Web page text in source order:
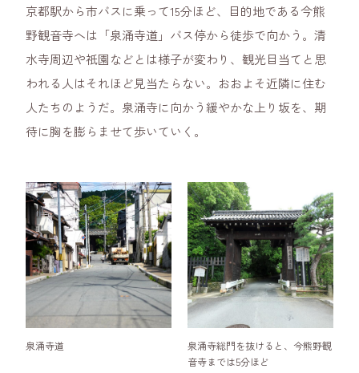
京都駅から市バスに乗って15分ほど、目的地である今熊
野観音寺へは「泉涌寺道」バス停から徒歩で向かう。清
水寺周辺や祇園などとは様子が変わり、観光目当てと思
われる人はそれほど見当たらない。おおよそ近隣に住む
人たちのようだ。泉涌寺に向かう緩やかな上り坂を、期
待に胸を膨らませて歩いていく。
泉涌寺道
泉涌寺総門を抜けると、今熊野観
音寺までは5分ほど